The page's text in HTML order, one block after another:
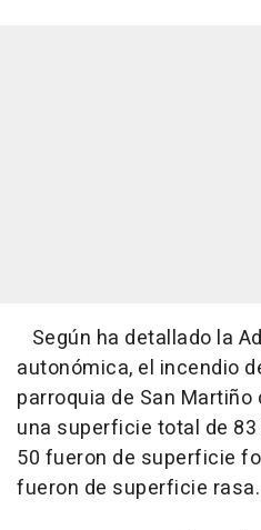
Según ha detallado la
autonómica, el incendio
parroquia de San
una superficie total de
50 fueron de superficie
fueron de superficie rasa.